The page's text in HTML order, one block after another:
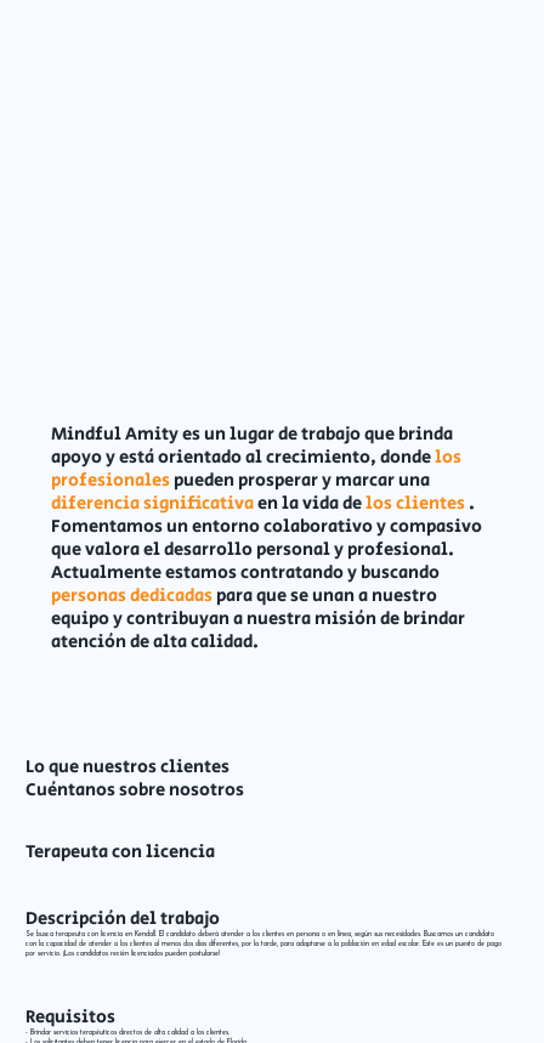
Mindful Amity es un lugar de trabajo que brinda
apoyo y está orientado al crecimiento, dondelos
profesionalespueden prosperar y marcar una
diferencia significativaen la vida delos clientes.
Fomentamos un entorno colaborativo y compasivo
que valora el desarrollo personal y profesional.
Actualmente estamos contratando y buscando
personas dedicadaspara que se unan a nuestro
equipo y contribuyan a nuestra misión de brindar
atención de alta calidad.
Lo que nuestros clientes
Cuéntanos sobre nosotros
Terapeuta con licencia
Descripción del trabajo
Se busca terapeuta con licencia en Kendall. El candidato deberá atender a los clientes en persona o en línea, según sus necesidades. Buscamos un candidato
con la capacidad de atender a los clientes al menos dos días diferentes, por la tarde, para adaptarse a la población en edad escolar. Este es un puesto de pago
por servicio. ¡Los candidatos recién licenciados pueden postularse!
Requisitos
- Brindar servicios terapéuticos directos de alta calidad a los clientes.